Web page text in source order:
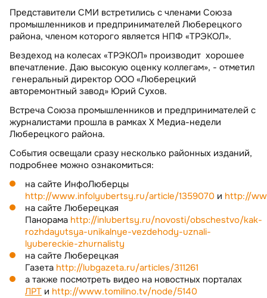
Представители СМИ встретились с членами Союза
промышленников и предпринимателей Люберецкого
района, членом которого является НПФ «ТРЭКОЛ».
Вездеход на колесах «ТРЭКОЛ» производит хорошее
впечатление. Даю высокую оценку коллегам», - отметил
генеральный директор ООО «Люберецкий
авторемонтный завод» Юрий Сухов.
Встреча Союза промышленников и предпринимателей с
журналистами прошла в рамках X Медиа-недели
Люберецкого района.
События освещали сразу несколько районных изданий,
подробнее можно ознакомиться:
на сайте ИнфоЛюберцы
http://www.infolyubertsy.ru/article/1359070 и http://
на сайте Люберецкая
Панорама http://inlubertsy.ru/novosti/obschestvo/kak-
rozhdayutsya-unikalnye-vezdehody-uznali-
lyubereckie-zhurnalisty
на сайте Люберецкая
Газета http://lubgazeta.ru/articles/311261
а также посмотреть видео на новостных порталах
ЛРТ и http://www.tomilino.tv/node/5140